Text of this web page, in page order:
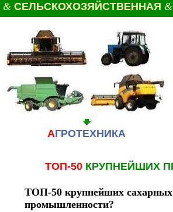
& СЕЛЬСКОХОЗЯЙСТВЕННАЯ &
АГРОТЕХНИКА
ТОП-50 КРУПНЕЙШИХ
ТОП-50 крупнейших сахарных
промышленности?